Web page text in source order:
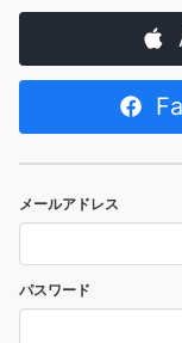
メールアドレス
パスワード